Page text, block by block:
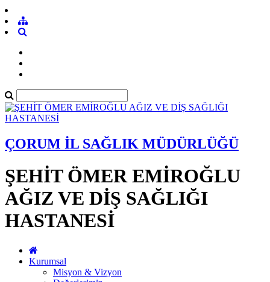
ÇORUM İL SAĞLIK MÜDÜRLÜĞÜ
ŞEHİT ÖMER EMİROĞLU
AĞIZ VE DİŞ SAĞLIĞI
HASTANESİ
Kurumsal
Misyon & Vizyon